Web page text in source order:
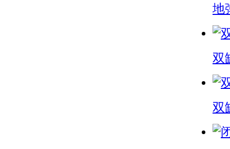
地
双
双